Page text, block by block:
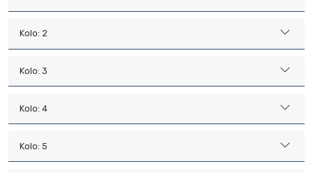
Kolo: 2
Kolo: 3
Kolo: 4
Kolo: 5